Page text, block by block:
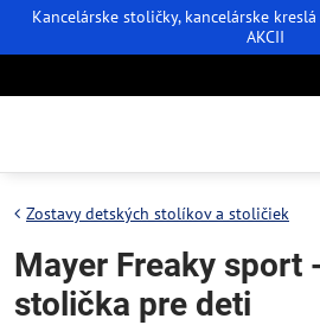
Kancelárske stoličky, kancelárske
AKCII
Zostavy detských stolíkov a stoličiek
Mayer Freaky sport
stolička pre deti